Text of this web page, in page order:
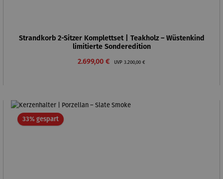
Strandkorb 2-Sitzer Komplettset | Teakholz – Wüstenkind
limitierte Sonderedition
Verkaufspreis:
2.699,00 € UVP Regulärer Preis:
3.200,00 €
33% gespartRabatt